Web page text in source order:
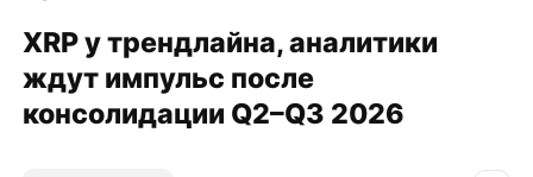
XRP у трендлайна, аналитики
ждут импульс после
консолидации Q2–Q3 2026